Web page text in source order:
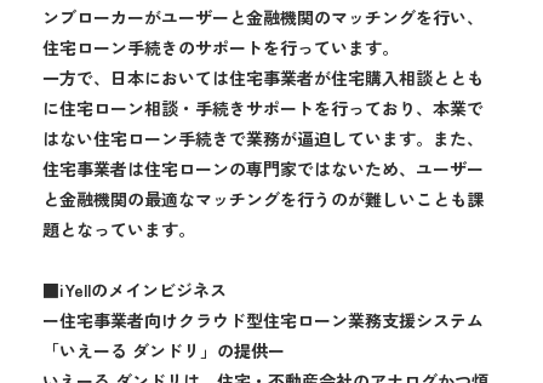
ンブローカーがユーザーと金融機関のマッチングを行い、
住宅ローン手続きのサポートを行っています。
一方で、日本においては住宅事業者が住宅購入相談ととも
に住宅ローン相談・手続きサポートを行っており、本業で
はない住宅ローン手続きで業務が逼迫しています。また、
住宅事業者は住宅ローンの専門家ではないため、ユーザー
と金融機関の最適なマッチングを行うのが難しいことも課
題となっています。
■iYellのメインビジネス
ー住宅事業者向けクラウド型住宅ローン業務支援システム
「いえーる ダンドリ」の提供ー